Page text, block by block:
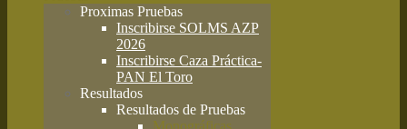
Proximas Pruebas
Inscribirse SOLMS AZP
2026
Inscribirse Caza Práctica-
PAN El Toro
Resultados
Resultados de Pruebas
Monográficas